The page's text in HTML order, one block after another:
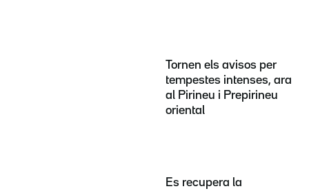
Tornen els avisos per
tempestes intenses, ara
al Pirineu i Prepirineu
oriental
Es recupera la